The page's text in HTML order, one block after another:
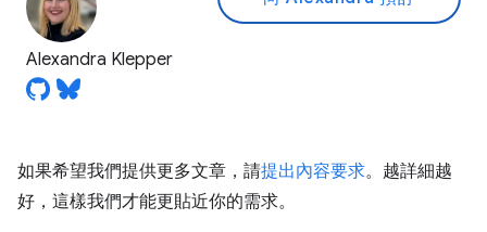
Alexandra Klepper
如果希望我們提供更多文章，請提出內容要求。越詳細越
好，這樣我們才能更貼近你的需求。